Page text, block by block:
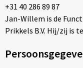
Klokken, horloges
Lampen en
Paraplu's
Waterflesjes
Waterflessen
Potloden
Pennensets
Markeerstiften
Kledingaccessoires
Ondergoed,
Overhemden
Crossbody tassen
Documententassen
Draagtassen
+31 40 286 89 87
Jan-Willem is de
Prikkels B.V. Hij/zij is